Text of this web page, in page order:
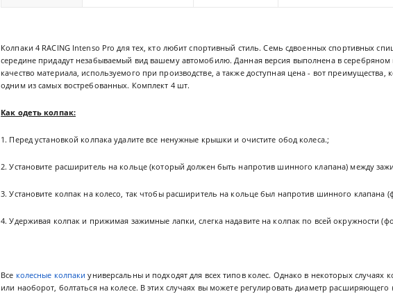
Колпаки 4 RACING Intenso Pro для тех, кто любит спортивный стиль. Семь сдвоенных спортивных
середине придадут незабываемый вид вашему автомобилю. Данная версия выполнена в серебряном
качество материала, используемого при производстве, а также доступная цена - вот
одним из самых востребованных. Комплект 4 шт.
Как одеть колпак:
1. Перед установкой колпака удалите все ненужные крышки и очистите обод колеса.;
2. Установите расширитель на кольце (который должен быть напротив шинного клапана) между
3. Установите колпак на колесо, так чтобы расширитель на кольце был напротив шинного клапана
4. Удерживая колпак и прижимая зажимные лапки, слегка надавите на колпак по всей окружности
Все колесные колпаки универсальны и подходят для всех типов колес. Однако в некоторых случаях
или наоборот, болтаться на колесе. В этих случаях вы можете регулировать диаметр